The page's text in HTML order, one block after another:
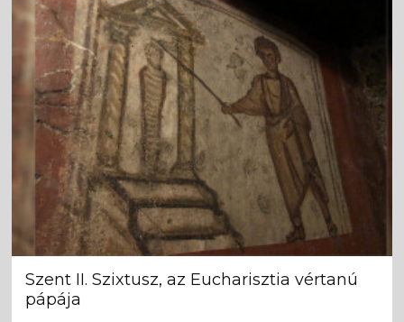
Szent II. Szixtusz, az Eucharisztia vértanú
pápája